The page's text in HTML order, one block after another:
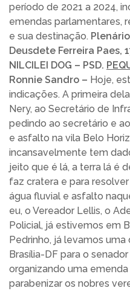
período de 2021 a 2024,
emendas parlamentares,
e sua destinação.
Deusdete Ferreira Paes,
NILCILEI DOG – PSD.
Ronnie Sandro – Hoje,
indicações. A primeira
Nery, ao Secretário de
pedindo ao secretário e
e asfalto na vila Belo
incansavelmente tem
jeito que é lá, a terra lá é
faz cratera e para
água fluvial e asfalto
eu, o Vereador Lellis, o
Policial, já estivemos em
Pedrinho, já levamos
Brasília-DF para o
organizando uma
parabenizar os nobres